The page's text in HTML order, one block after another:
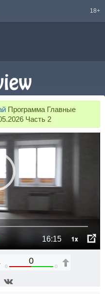
18+
Программа Главные
Часть 2
16:15 1x
0
0 0